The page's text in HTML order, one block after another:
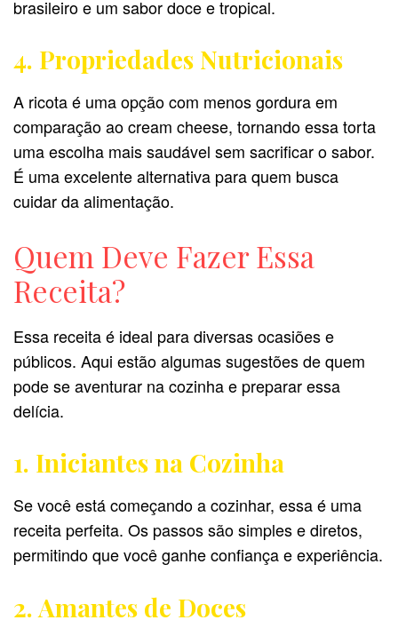
brasileiro e um sabor doce e tropical.
4. Propriedades Nutricionais
A ricota é uma opção com menos gordura em
comparação ao cream cheese, tornando essa torta
uma escolha mais saudável sem sacrificar o sabor.
É uma excelente alternativa para quem busca
cuidar da alimentação.
Quem Deve Fazer Essa
Receita?
Essa receita é ideal para diversas ocasiões e
públicos. Aqui estão algumas sugestões de quem
pode se aventurar na cozinha e preparar essa
delícia.
1. Iniciantes na Cozinha
Se você está começando a cozinhar, essa é uma
receita perfeita. Os passos são simples e diretos,
permitindo que você ganhe confiança e experiência.
2. Amantes de Doces